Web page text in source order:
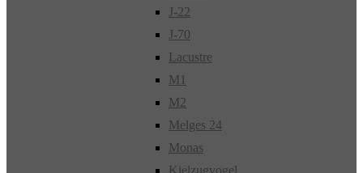
J-22
J-70
Lacustre
M1
M2
Melges 24
Monas
Kielzugvogel